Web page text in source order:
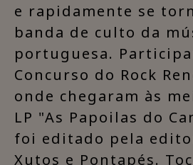
e rapidamente se
banda de culto da
portuguesa.
Concurso do Rock
onde chegaram às
LP "As Papoilas do
foi editado pela
Xutos e Pontapés.